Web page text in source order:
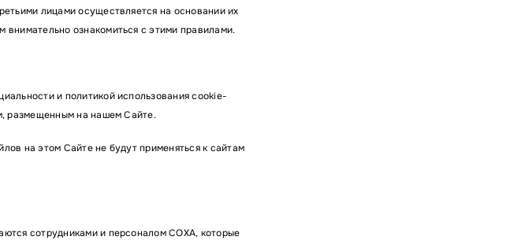
лицами осуществляется на основании их
ознакомиться с этими правилами.
и политикой использования cookie-
размещенным на нашем Сайте.
на этом Сайте не будут применяться к сайтам
сотрудниками и персоналом СОХА, которые